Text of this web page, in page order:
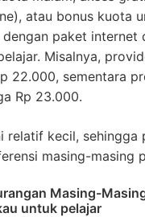
atau bonus kuota
paket
Misalnya,
22.000, sementara
Rp 23.000.
relatif kecil,
masing-masing
Masing-
untuk pelajar